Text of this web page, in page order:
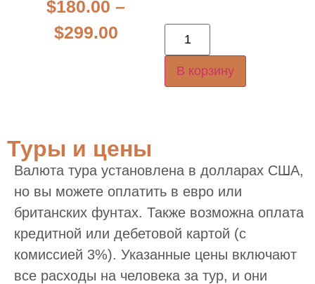
$180.00 –
$299.00
В корзину
Туры и цены
Валюта тура установлена в долларах США,
но вы можете оплатить в евро или
британских фунтах. Также возможна оплата
кредитной или дебетовой картой (с
комиссией 3%). Указанные цены включают
все расходы на человека за тур, и они